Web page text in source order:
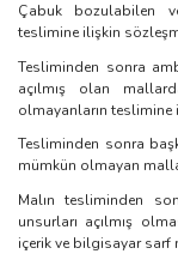
Çabuk bozulabilen
teslimine ilişkin
Tesliminden sonra
açılmış olan
olmayanların
Tesliminden sonra
mümkün olmayan
Malın tesliminden
unsurları açılmış
içerik ve bilgisayar sarf